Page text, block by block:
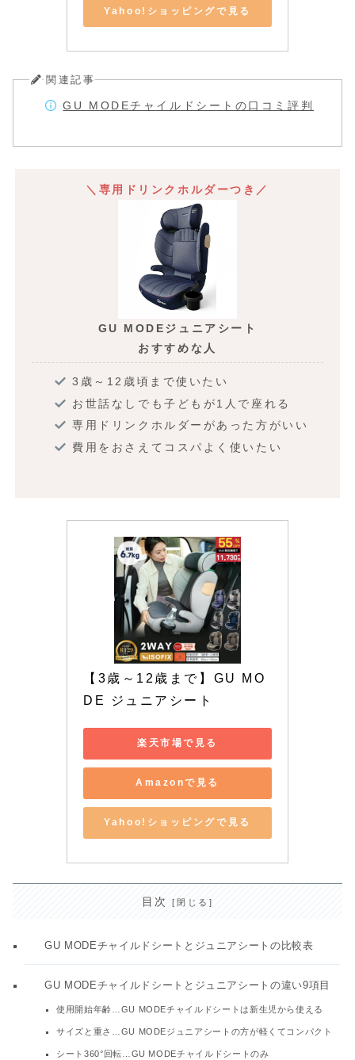
Yahoo!ショッピングで見る
関連記事
GU MODEチャイルドシートの口コミ評判
＼専用ドリンクホルダーつき／
GU MODEジュニアシート
おすすめな人
3歳～12歳頃まで使いたい
お世話なしでも子どもが1人で座れる
専用ドリンクホルダーがあった方がいい
費用をおさえてコスパよく使いたい
【3歳～12歳まで】GU MO
DE ジュニアシート
楽天市場で見る
Amazonで見る
Yahoo!ショッピングで見る
目次
GU MODEチャイルドシートとジュニアシートの比較表
GU MODEチャイルドシートとジュニアシートの違い9項目
使用開始年齢…GU MODEチャイルドシートは新生児から使える
サイズと重さ…GU MODEジュニアシートの方が軽くてコンパクト
シート360°回転…GU MODEチャイルドシートのみ